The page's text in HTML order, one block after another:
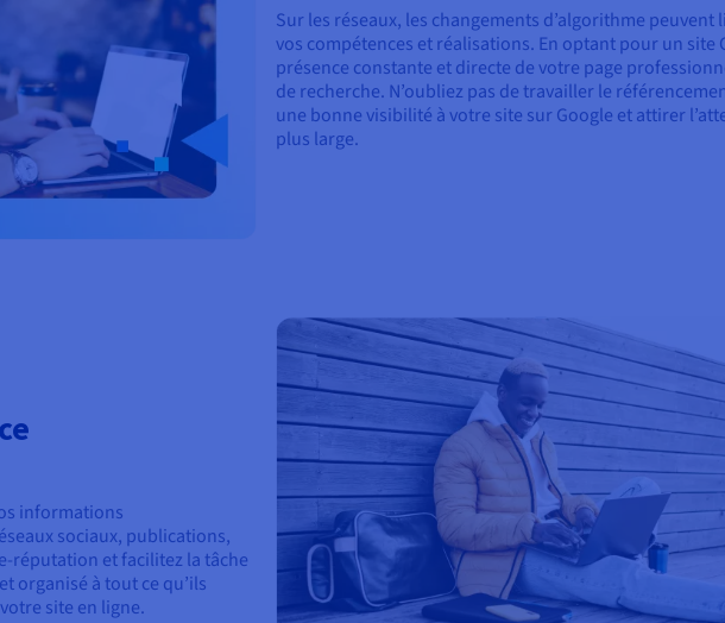
Sur les réseaux, les changements d’algorithme
vos compétences et réalisations. En optant pour un site
présence constante et directe de votre page
de recherche. N’oubliez pas de travailler le
une bonne visibilité à votre site sur Google et attirer
plus large.
informations
sociaux, publications,
réputation et facilitez la tâche
organisé à tout ce qu’ils
site en ligne.